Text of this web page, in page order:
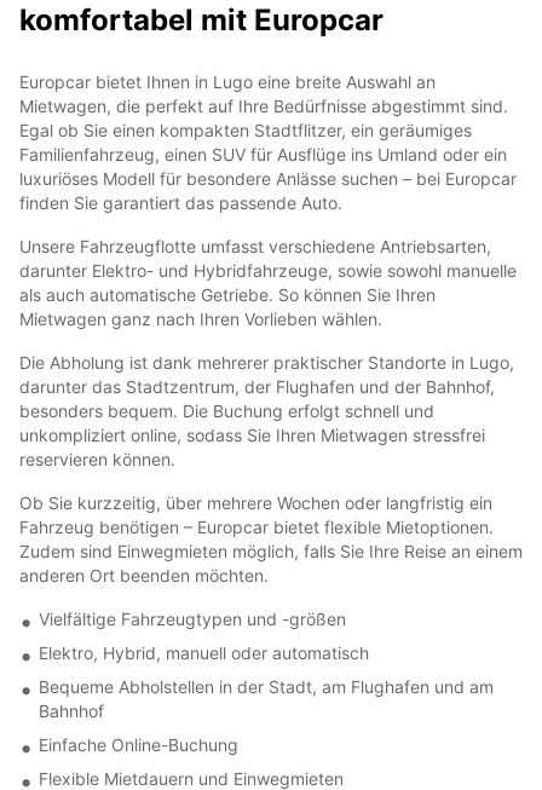
komfortabel mit Europcar
Europcar bietet Ihnen in Lugo eine breite Auswahl an
Mietwagen, die perfekt auf Ihre Bedürfnisse abgestimmt sind.
Egal ob Sie einen kompakten Stadtflitzer, ein geräumiges
Familienfahrzeug, einen SUV für Ausflüge ins Umland oder ein
luxuriöses Modell für besondere Anlässe suchen – bei Europcar
finden Sie garantiert das passende Auto.
Unsere Fahrzeugflotte umfasst verschiedene Antriebsarten,
darunter Elektro- und Hybridfahrzeuge, sowie sowohl manuelle
als auch automatische Getriebe. So können Sie Ihren
Mietwagen ganz nach Ihren Vorlieben wählen.
Die Abholung ist dank mehrerer praktischer Standorte in Lugo,
darunter das Stadtzentrum, der Flughafen und der Bahnhof,
besonders bequem. Die Buchung erfolgt schnell und
unkompliziert online, sodass Sie Ihren Mietwagen stressfrei
reservieren können.
Ob Sie kurzzeitig, über mehrere Wochen oder langfristig ein
Fahrzeug benötigen – Europcar bietet flexible Mietoptionen.
Zudem sind Einwegmieten möglich, falls Sie Ihre Reise an einem
anderen Ort beenden möchten.
Vielfältige Fahrzeugtypen und -größen
Elektro, Hybrid, manuell oder automatisch
Bequeme Abholstellen in der Stadt, am Flughafen und am
Bahnhof
Einfache Online-Buchung
Flexible Mietdauern und Einwegmieten